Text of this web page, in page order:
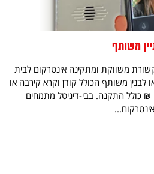
משותף
משווקת ומתקינה אינטרקום לבית
לבנין משותף הכולל קודן וקרא קירבה או
אינטרקום למשרד החל מ 1500 ₪ כולל התקנה. בבי-דיגיטל מתמחים